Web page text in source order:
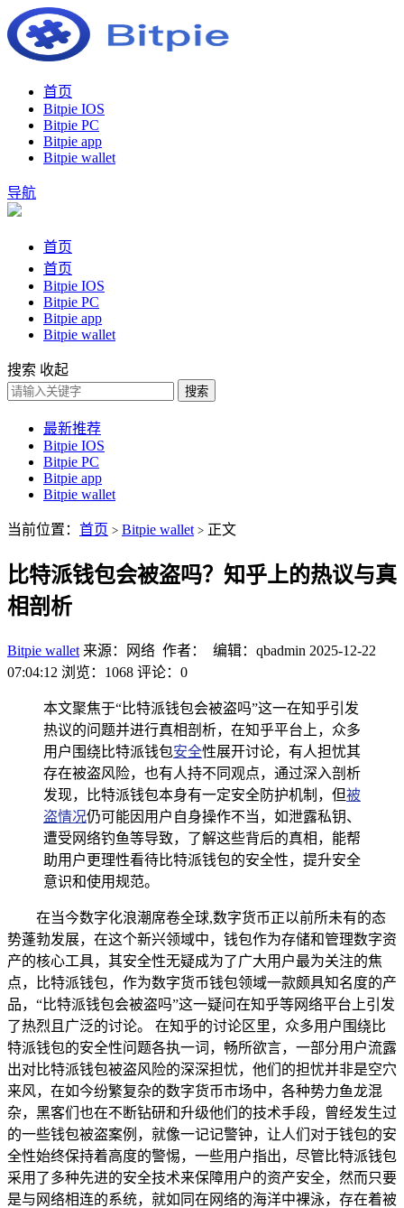
首页
Bitpie IOS
Bitpie PC
Bitpie app
Bitpie wallet
导航
首页
首页
Bitpie IOS
Bitpie PC
Bitpie app
Bitpie wallet
搜索 收起
搜索
最新推荐
Bitpie IOS
Bitpie PC
Bitpie app
Bitpie wallet
当前位置： 首页 > Bitpie wallet > 正文
比特派钱包会被盗吗？知乎上的热议与真
相剖析
Bitpie wallet 来源：网络 作者： 编辑：qbadmin 2025-12-22
07:04:12 浏览：1068 评论：0
本文聚焦于“比特派钱包会被盗吗”这一在知乎引发
热议的问题并进行真相剖析，在知乎平台上，众多
用户围绕比特派钱包安全性展开讨论，有人担忧其
存在被盗风险，也有人持不同观点，通过深入剖析
发现，比特派钱包本身有一定安全防护机制，但被
盗情况仍可能因用户自身操作不当，如泄露私钥、
遭受网络钓鱼等导致，了解这些背后的真相，能帮
助用户更理性看待比特派钱包的安全性，提升安全
意识和使用规范。
在当今数字化浪潮席卷全球,数字货币正以前所未有的态
势蓬勃发展，在这个新兴领域中，钱包作为存储和管理数字资
产的核心工具，其安全性无疑成为了广大用户最为关注的焦
点，比特派钱包，作为数字货币钱包领域一款颇具知名度的产
品，“比特派钱包会被盗吗”这一疑问在知乎等网络平台上引发
了热烈且广泛的讨论。 在知乎的讨论区里，众多用户围绕比
特派钱包的安全性问题各执一词，畅所欲言，一部分用户流露
出对比特派钱包被盗风险的深深担忧，他们的担忧并非是空穴
来风，在如今纷繁复杂的数字货币市场中，各种势力鱼龙混
杂，黑客们也在不断钻研和升级他们的技术手段，曾经发生过
的一些钱包被盗案例，就像一记记警钟，让人们对于钱包的安
全性始终保持着高度的警惕，一些用户指出，尽管比特派钱包
采用了多种先进的安全技术来保障用户的资产安全，然而只要
是与网络相连的系统，就如同在网络的海洋中裸泳，存在着被